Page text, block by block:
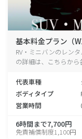
基本料金プラン（
RV・ミニバンのレン
の詳細は、こちらから
代表車種
ボディタイプ
営業時間
6時間まで7,700円
免責補償制度1,100円